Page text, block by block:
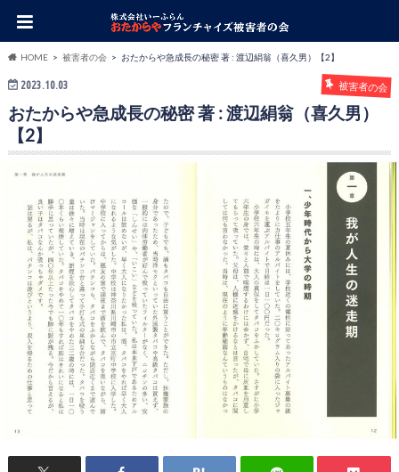
HOME 被害者の会 おたからや急成長の秘密 著 : 渡辺絹翁（喜久男）【2】
2023.10.03 被害者の会
おたからや急成長の秘密 著 : 渡辺絹翁（喜久男）
【2】